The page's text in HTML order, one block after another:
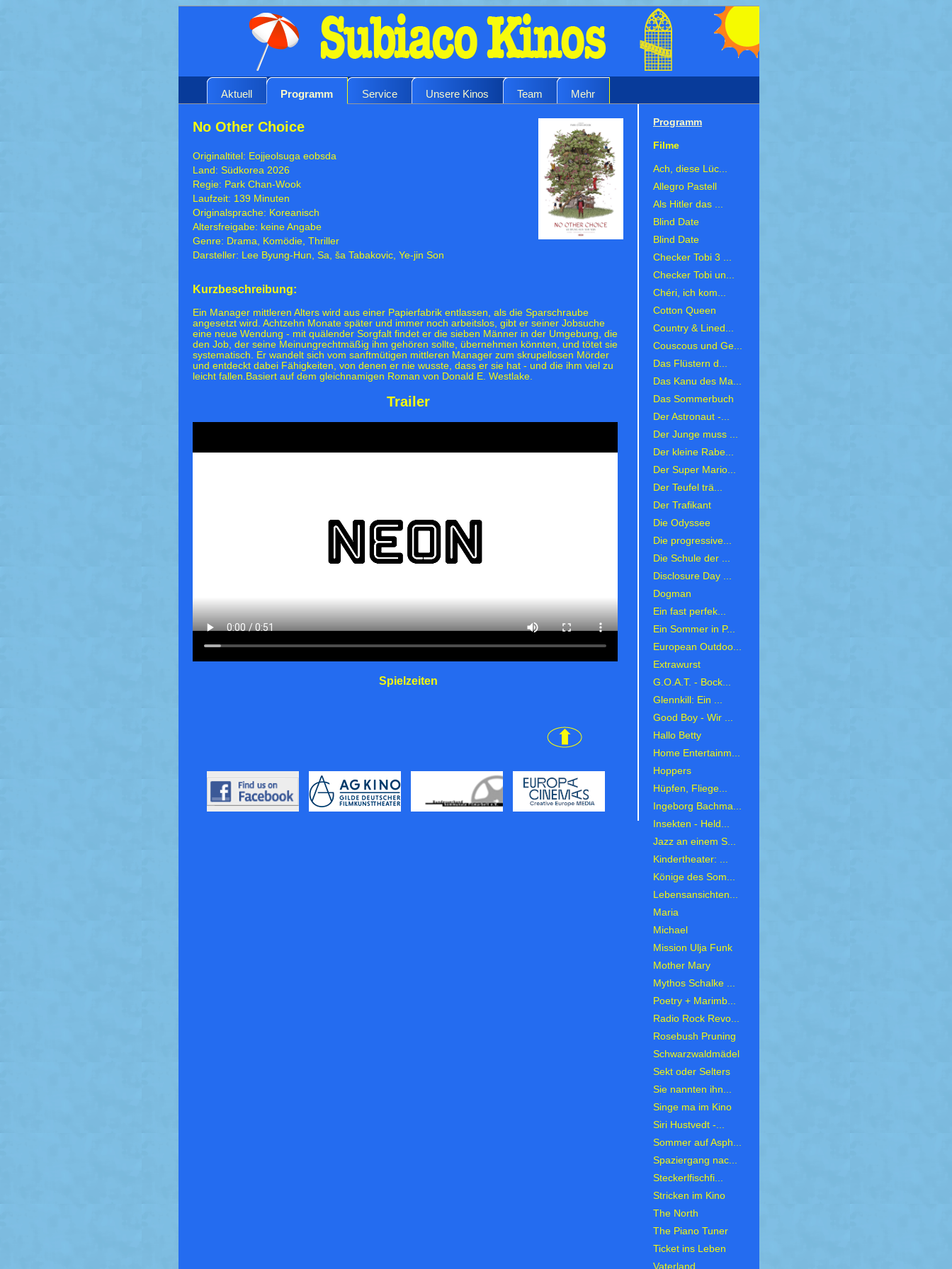
Aktuell Programm Service Unsere Kinos Team Mehr
No Other Choice
Originaltitel: Eojjeolsuga eobsda
Land: Südkorea 2026
Regie: Park Chan-Wook
Laufzeit: 139 Minuten
Originalsprache: Koreanisch
Altersfreigabe: keine Angabe
Genre: Drama, Komödie, Thriller
Darsteller: Lee Byung-Hun, Sa, ša Tabakovic, Ye-jin Son
Kurzbeschreibung:
Ein Manager mittleren Alters wird aus einer Papierfabrik entlassen, als die Sparschraube
angesetzt wird. Achtzehn Monate später und immer noch arbeitslos, gibt er seiner Jobsuche
eine neue Wendung - mit quälender Sorgfalt findet er die sieben Männer in der Umgebung, die
den Job, der seine Meinungrechtmäßig ihm gehören sollte, übernehmen könnten, und tötet sie
systematisch. Er wandelt sich vom sanftmütigen mittleren Manager zum skrupellosen Mörder
und entdeckt dabei Fähigkeiten, von denen er nie wusste, dass er sie hat - und die ihm viel zu
leicht fallen.Basiert auf dem gleichnamigen Roman von Donald E. Westlake.
Trailer
Spielzeiten
Programm
Filme
Ach, diese Lüc...
Allegro Pastell
Als Hitler das ...
Blind Date
Blind Date
Checker Tobi 3 ...
Checker Tobi un...
Chéri, ich kom...
Cotton Queen
Country & Lined...
Couscous und Ge...
Das Flüstern d...
Das Kanu des Ma...
Das Sommerbuch
Der Astronaut -...
Der Junge muss ...
Der kleine Rabe...
Der Super Mario...
Der Teufel trä...
Der Trafikant
Die Odyssee
Die progressive...
Die Schule der ...
Disclosure Day ...
Dogman
Ein fast perfek...
Ein Sommer in P...
European Outdoo...
Extrawurst
G.O.A.T. - Bock...
Glennkill: Ein ...
Good Boy - Wir ...
Hallo Betty
Home Entertainm...
Hoppers
Hüpfen, Fliege...
Ingeborg Bachma...
Insekten - Held...
Jazz an einem S...
Kindertheater: ...
Könige des Som...
Lebensansichten...
Maria
Michael
Mission Ulja Funk
Mother Mary
Mythos Schalke ...
Poetry + Marimb...
Radio Rock Revo...
Rosebush Pruning
Schwarzwaldmädel
Sekt oder Selters
Sie nannten ihn...
Singe ma im Kino
Siri Hustvedt -...
Sommer auf Asph...
Spaziergang nac...
Steckerlfischfi...
Stricken im Kino
The North
The Piano Tuner
Ticket ins Leben
Vaterland